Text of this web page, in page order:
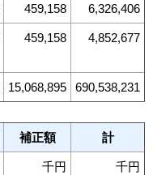
459,158 6,326,406
459,158 4,852,677
15,068,895
690,538,231
補正額 計
千円
千円